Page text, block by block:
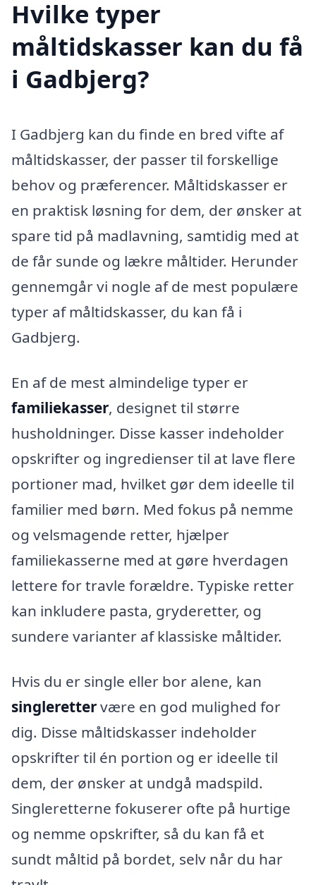
Hvilke typer
måltidskasser kan du få
i Gadbjerg?
I Gadbjerg kan du finde en bred vifte af
måltidskasser, der passer til forskellige
behov og præferencer. Måltidskasser er
en praktisk løsning for dem, der ønsker at
spare tid på madlavning, samtidig med at
de får sunde og lækre måltider. Herunder
gennemgår vi nogle af de mest populære
typer af måltidskasser, du kan få i
Gadbjerg.
En af de mest almindelige typer er
familiekasser, designet til større
husholdninger. Disse kasser indeholder
opskrifter og ingredienser til at lave flere
portioner mad, hvilket gør dem ideelle til
familier med børn. Med fokus på nemme
og velsmagende retter, hjælper
familiekasserne med at gøre hverdagen
lettere for travle forældre. Typiske retter
kan inkludere pasta, gryderetter, og
sundere varianter af klassiske måltider.
Hvis du er single eller bor alene, kan
singlerettervære en god mulighed for
dig. Disse måltidskasser indeholder
opskrifter til én portion og er ideelle til
dem, der ønsker at undgå madspild.
Singleretterne fokuserer ofte på hurtige
og nemme opskrifter, så du kan få et
sundt måltid på bordet, selv når du har